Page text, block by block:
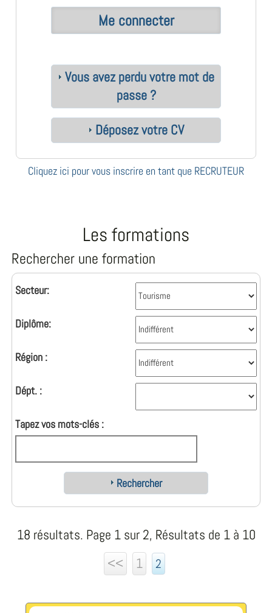
Vous avez perdu votre mot de
passe ?
Déposez votre CV
Cliquez ici pour vous inscrire en tant que RECRUTEUR
Les formations
Rechercher une formation
Secteur:
Diplôme:
Région :
Dépt. :
Tapez vos mots-clés :
Rechercher
18 résultats. Page 1 sur 2, Résultats de 1 à 10
<<
1 2